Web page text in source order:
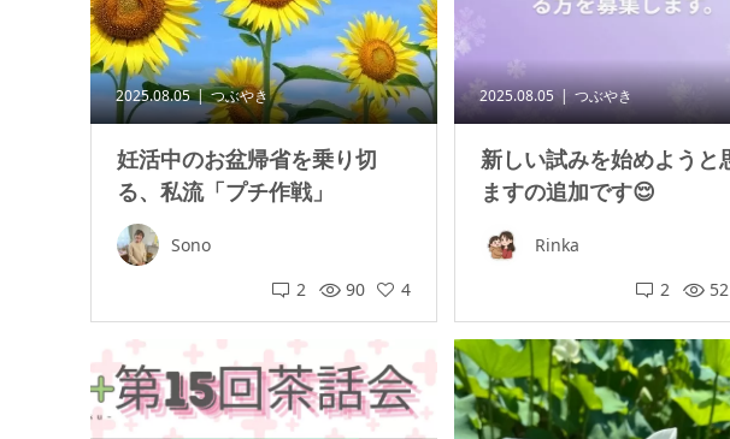
2025.08.05 つぶやき
妊活中のお盆帰省を乗り切
る、私流「プチ作戦」
Sono
2
90 4
2025.08.05 つぶやき
新しい試みを始めようと
ますの追加です😌
Rinka
2
52